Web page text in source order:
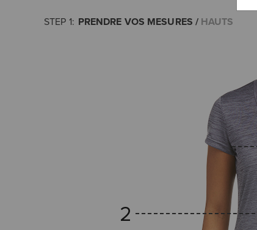
PRENDRE VOS MESURES HAUTS